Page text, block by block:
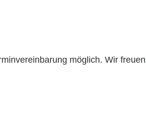
möglich. Wir freuen